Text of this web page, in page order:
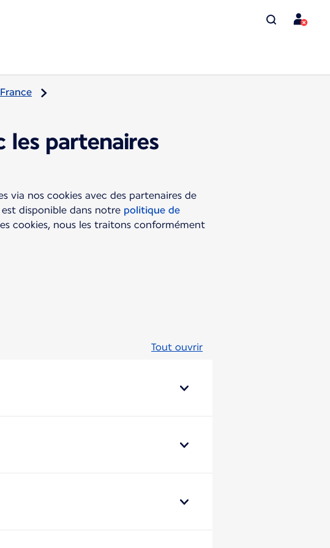
les partenaires
via nos cookies avec des partenaires de
disponible dans notre politique de
cookies, nous les traitons conformément
Tout ouvrir